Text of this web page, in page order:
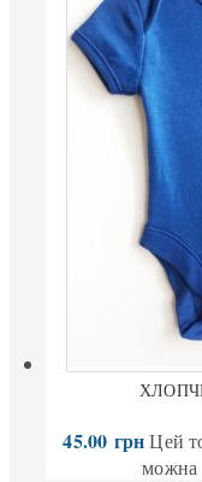
45.00 грн Цей
можна